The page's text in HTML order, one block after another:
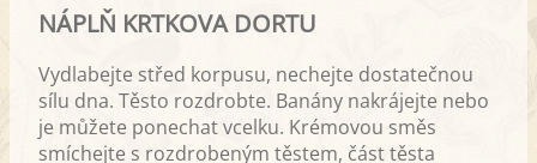
NÁPLŇ KRTKOVA DORTU
Vydlabejte střed korpusu, nechejte dostatečnou
sílu dna. Těsto rozdrobte. Banány nakrájejte nebo
je můžete ponechat vcelku. Krémovou směs
smíchejte s rozdrobeným těstem, část těsta